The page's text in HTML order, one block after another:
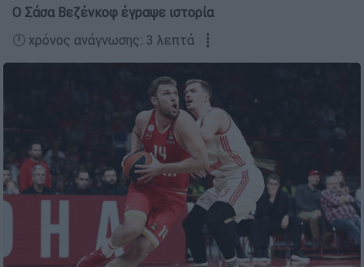
Ο Σάσα Βεζένκοφ έγραψε ιστορία
🕛 χρόνος ανάγνωσης: 3 λεπτά ┋